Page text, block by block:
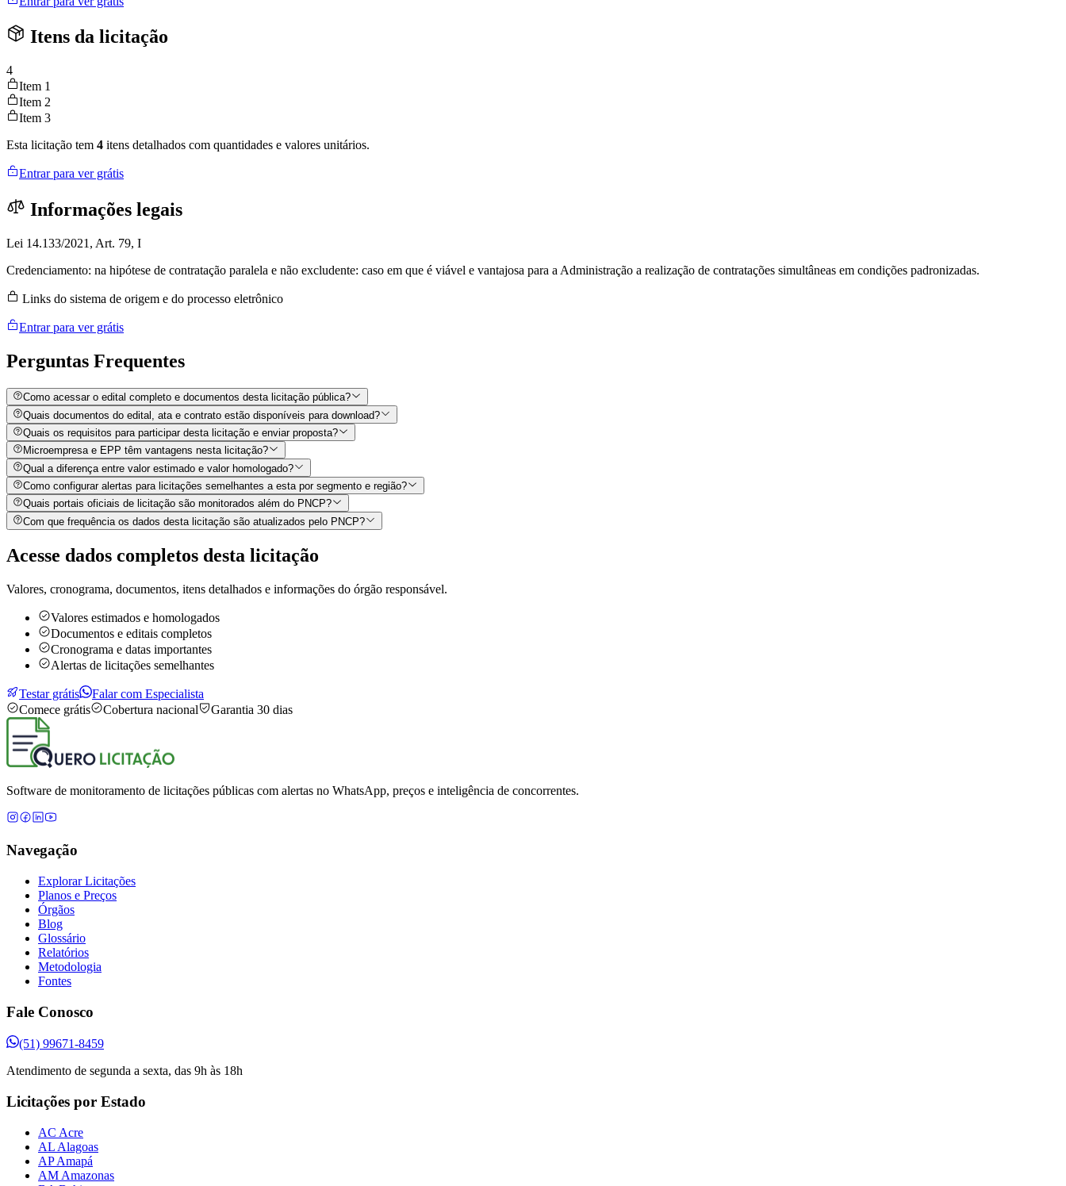
Itens da licitação
4
Item 1
Item 2
Item 3
Esta licitação tem 4 itens detalhados com quantidades e valores unitários.
Entrar para ver grátis
Informações legais
Lei 14.133/2021, Art. 79, I
Credenciamento: na hipótese de contratação paralela e não excludente: caso em que é viável e vantajosa para a Administração a realização de contratações simultâneas em condições padronizadas.
Links do sistema de origem e do processo eletrônico
Entrar para ver grátis
Perguntas Frequentes
Como acessar o edital completo e documentos desta licitação pública?
Quais documentos do edital, ata e contrato estão disponíveis para download?
Quais os requisitos para participar desta licitação e enviar proposta?
Microempresa e EPP têm vantagens nesta licitação?
Qual a diferença entre valor estimado e valor homologado?
Como configurar alertas para licitações semelhantes a esta por segmento e região?
Quais portais oficiais de licitação são monitorados além do PNCP?
Com que frequência os dados desta licitação são atualizados pelo PNCP?
Acesse dados completos desta licitação
Valores, cronograma, documentos, itens detalhados e informações do órgão responsável.
Valores estimados e homologados
Documentos e editais completos
Cronograma e datas importantes
Alertas de licitações semelhantes
Testar grátis
Falar com Especialista
Comece grátis
Cobertura nacional Garantia 30 dias
Software de monitoramento de licitações públicas com alertas no WhatsApp, preços e inteligência de concorrentes.
Navegação
Explorar Licitações
Planos e Preços
Órgãos
Blog
Glossário
Relatórios
Metodologia
Fontes
Fale Conosco
(51) 99671-8459
Atendimento de segunda a sexta, das 9h às 18h
Licitações por Estado
AC Acre
AL Alagoas
AP Amapá
AM Amazonas